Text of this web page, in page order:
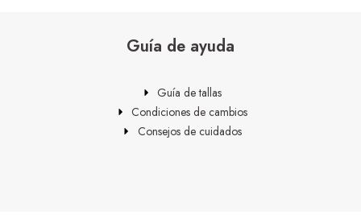
Guía de ayuda
Guía de tallas
Condiciones de cambios
Consejos de cuidados